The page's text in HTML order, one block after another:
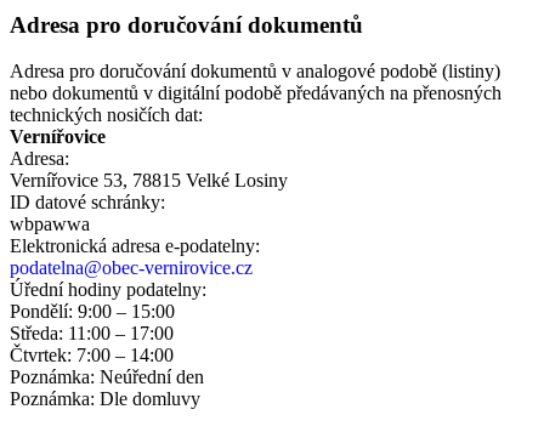
Adresa pro doručování dokumentů
Adresa pro doručování dokumentů v analogové podobě (listiny)
nebo dokumentů v digitální podobě předávaných na přenosných
technických nosičích dat:
Vernířovice
Adresa:
Vernířovice 53, 78815 Velké Losiny
ID datové schránky:
wbpawwa
Elektronická adresa e‑podatelny:
podatelna@obec-vernirovice.cz
Úřední hodiny podatelny:
Pondělí: 9:00 – 15:00
Středa: 11:00 – 17:00
Čtvrtek: 7:00 – 14:00
Poznámka: Neúřední den
Poznámka: Dle domluvy